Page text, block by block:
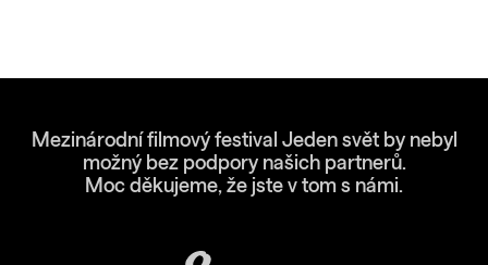
Mezinárodní filmový festival Jeden svět by nebyl
možný bez podpory našich partnerů.
Moc děkujeme, že jste v tom s námi.